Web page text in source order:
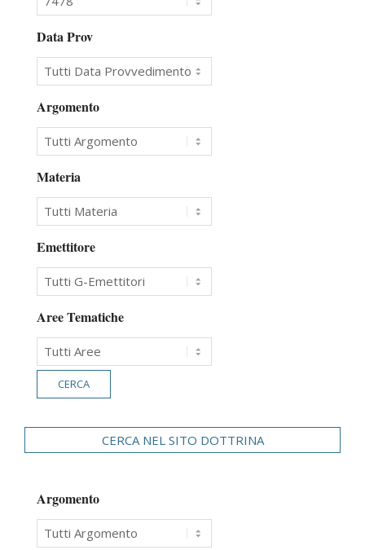
Data Prov
Argomento
Materia
Emettitore
Aree Tematiche
CERCA NEL SITO DOTTRINA
Argomento